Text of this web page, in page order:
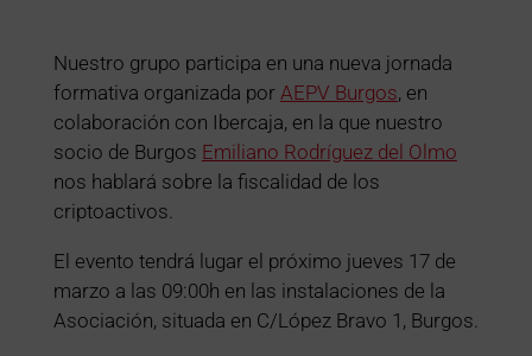
Nuestro grupo participa en una nueva jornada
formativa organizada por AEPV Burgos, en
colaboración con Ibercaja, en la que nuestro
socio de Burgos Emiliano Rodríguez del Olmo
nos hablará sobre la fiscalidad de los
criptoactivos.
El evento tendrá lugar el próximo jueves 17 de
marzo a las 09:00h en las instalaciones de la
Asociación, situada en C/López Bravo 1, Burgos.